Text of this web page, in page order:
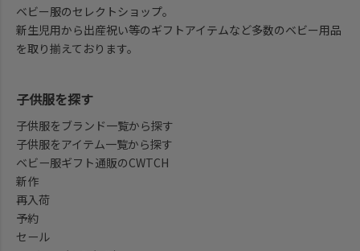
ベビー服のセレクトショップ。
新生児用から出産祝い等のギフトアイテムなど多数のベビー用品
を取り揃えております。
子供服を探す
子供服をブランド一覧から探す
子供服をアイテム一覧から探す
ベビー服ギフト通販のCWTCH
新作
再入荷
予約
セール